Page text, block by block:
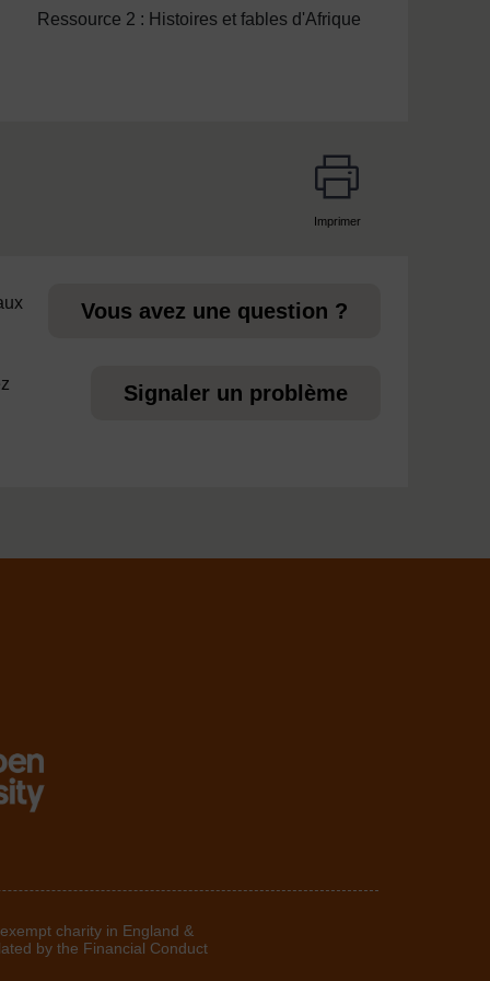
Ressource 2 : Histoires et fables d'Afrique
Imprimer
Vous avez une question ?
Signaler un problème
charity in England &
by the Financial Conduct